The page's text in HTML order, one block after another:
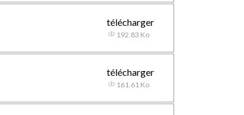
télécharger
192.83 Ko
télécharger
161.61 Ko